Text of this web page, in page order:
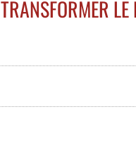
TRANSFORMER